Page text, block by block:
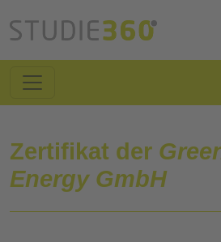
Zertifikat der
Energy GmbH